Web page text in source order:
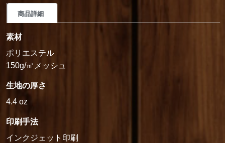
商品詳細
素材
ポリエステル
150g/㎡メッシュ
生地の厚さ
4.4 oz
印刷手法
インクジェット印刷